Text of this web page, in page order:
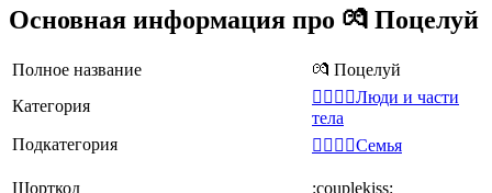
Основная информация про 💏 Поцелуй
Полное название
💏 Поцелуй
Категория
👩‍❤️‍💋‍👨Люди и части
тела
Подкатегория
👩‍❤️‍💋‍👨Семья
Шорткод :couplekiss: